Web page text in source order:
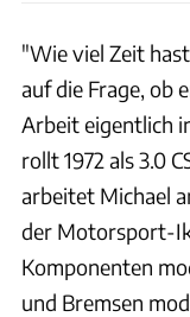
"Wie viel Zeit
auf die Frage, ob
Arbeit eigentlich
rollt 1972 als 3.0
arbeitet Michael
der Motorsport-
Komponenten
und Bremsen